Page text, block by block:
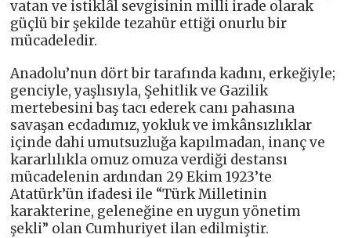
vatan ve istiklâl sevgisinin milli irade olarak
güçlü bir şekilde tezahür ettiği onurlu bir
mücadeledir.
Anadolu’nun dört bir tarafında kadını, erkeğiyle;
genciyle, yaşlısıyla, Şehitlik ve Gazilik
mertebesini baş tacı ederek canı pahasına
savaşan ecdadımız, yokluk ve imkânsızlıklar
içinde dahi umutsuzluğa kapılmadan, inanç ve
kararlılıkla omuz omuza verdiği destansı
mücadelenin ardından 29 Ekim 1923’te
Atatürk’ün ifadesi ile “Türk Milletinin
karakterine, geleneğine en uygun yönetim
şekli” olan Cumhuriyet ilan edilmiştir.